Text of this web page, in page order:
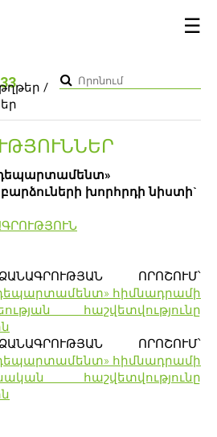
☰
/
խորհրդի նիստի`
ՈՐՈՇՈՒՄ՝
հիմնադրամի
հաշվետվությունը
ՈՐՈՇՈՒՄ՝
հիմնադրամի
հաշվետվությունը